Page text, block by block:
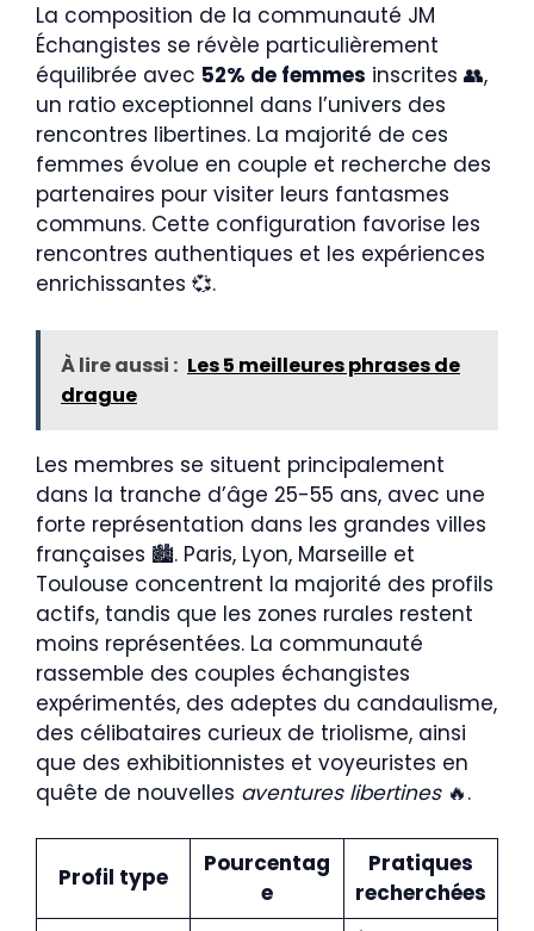
La composition de la communauté JM
Échangistes se révèle particulièrement
équilibrée avec 52% de femmes inscrites 👥,
un ratio exceptionnel dans l’univers des
rencontres libertines. La majorité de ces
femmes évolue en couple et recherche des
partenaires pour visiter leurs fantasmes
communs. Cette configuration favorise les
rencontres authentiques et les expériences
enrichissantes 💞.
À lire aussi : Les 5 meilleures phrases de
drague
Les membres se situent principalement
dans la tranche d’âge 25-55 ans, avec une
forte représentation dans les grandes villes
françaises 🏙️. Paris, Lyon, Marseille et
Toulouse concentrent la majorité des profils
actifs, tandis que les zones rurales restent
moins représentées. La communauté
rassemble des couples échangistes
expérimentés, des adeptes du candaulisme,
des célibataires curieux de triolisme, ainsi
que des exhibitionnistes et voyeuristes en
quête de nouvelles aventures libertines🔥.
Profil type
Pourcentag
e
Pratiques
recherchées